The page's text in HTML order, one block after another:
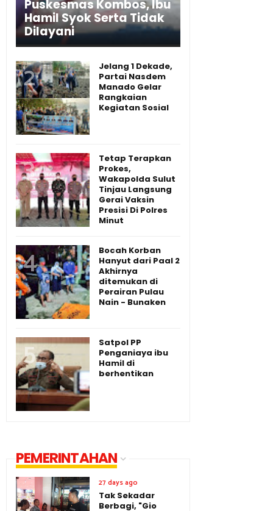
Puskesmas Kombos, Ibu
Hamil Syok Serta Tidak
Dilayani
Jelang 1 Dekade,
Partai Nasdem
Manado Gelar
Rangkaian
Kegiatan Sosial
Tetap Terapkan
Prokes,
Wakapolda Sulut
Tinjau Langsung
Gerai Vaksin
Presisi Di Polres
Minut
Bocah Korban
Hanyut dari Paal 2
Akhirnya
ditemukan di
Perairan Pulau
Nain - Bunaken
Satpol PP
Penganiaya ibu
Hamil di
berhentikan
PEMERINTAHAN
27 days ago
Tak Sekadar
Berbagi, "Gio